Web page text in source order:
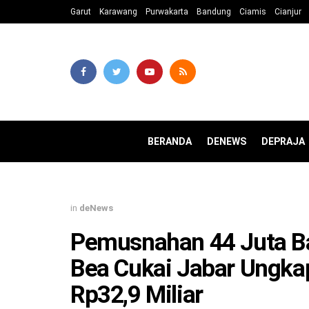
Garut Karawang Purwakarta Bandung Ciamis Cianjur
BERANDA DENEWS DEPRAJA
in deNews
Pemusnahan 44 Juta
Bea Cukai Jabar
Rp32,9 Miliar